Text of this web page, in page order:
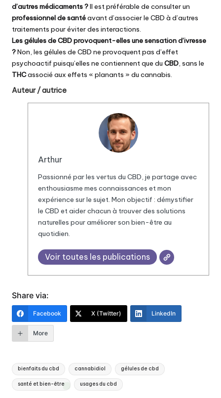
d’autres médicaments ?Il est préférable de consulter un
professionnel de santéavant d’associer le CBD à d’autres
traitements pour éviter des interactions.
Les gélules de CBD provoquent-elles une sensation d’ivresse
?Non, les gélules de CBD ne provoquent pas d’effet
psychoactif puisqu’elles ne contiennent que du CBD, sans le
THCassocié aux effets « planants » du cannabis.
Auteur / autrice
Arthur
Passionné par les vertus duCBD, je partage avec
enthousiasme mes connaissances et mon
expérience sur le sujet. Mon objectif : démystifier
le CBD et aider chacun à trouver des solutions
naturelles pour améliorer son bien-être au
quotidien.
Voir toutes les publications
Share via:
Facebook X (Twitter) LinkedIn
More
Tags:
bienfaits du cbd cannabidiol gélules de cbd
santé et bien-être usages du cbd